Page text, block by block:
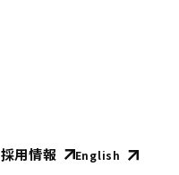
採用情報 English